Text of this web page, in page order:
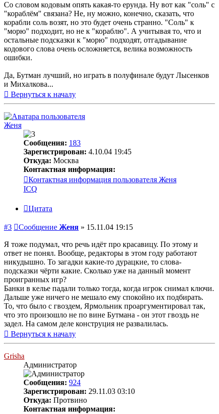
Со словом кодовым опять какая-то ерунда. Ну вот как "соль" с
"кораблём" связана? Не, ну можно, конечно, сказать, что
корабли соль возят, но это будет очень странно. "Соль" к
"морю" подходит, но не к "кораблю". А учитывая то, что и
остальные подсказки к "морю" подходят, отгадывание
кодового слова очень осложняется, велика возможность
ошибки.
Да, Бутман лучший, но играть в полуфинале будут Лысенков
и Михалкова...
Вернуться к началу
Женя
Сообщения: 183
Зарегистрирован: 4.10.04 19:45
Откуда: Москва
Контактная информация:
Контактная информация пользователя Женя
ICQ
Цитата
#3 Сообщение Женя » 15.11.04 19:15
Я тоже подумал, что речь идёт про красавицу. По этому и
ответ не понял. Вообще, редакторы в этом году работают
никудышно. То загадки какие-то дурацкие, то слова-
подсказки чёрти какие. Сколько уже на данный момент
проигранных игр?
Банки в келье падали только тогда, когда игрок снимал ключи.
Дальше уже ничего не мешало ему спокойно их подбирать.
То, что было с гвоздем, Ярмольник проаргументировал так,
что это произошло не по вине Бутмана - он этот гвоздь не
задел. На самом деле конструция не развалилась.
Вернуться к началу
Grisha
Администратор
Сообщения: 924
Зарегистрирован: 29.11.03 03:10
Откуда: Протвино
Контактная информация: